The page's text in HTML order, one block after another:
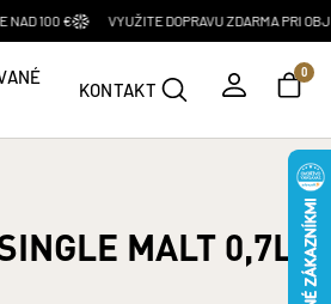
VYUŽITE DOPRAVU ZDARMA PRI OBJEDNÁVKE
EDÍCIE
KONTAKT
0
MALT 0,7L